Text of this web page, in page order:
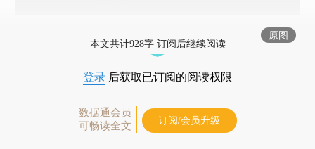
原图
本文共计928字 订阅后继续阅读
登录 后获取已订阅的阅读权限
数据通会员
可畅读全文
订阅/会员升级